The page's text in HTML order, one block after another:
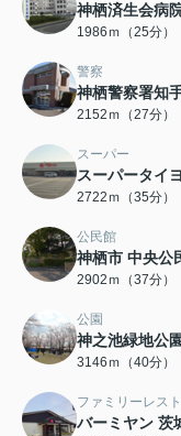
神栖済生会病
1986ｍ（25分）
警察
神栖警察署知
2152ｍ（27分）
スーパー
スーパータイ
2722ｍ（35分）
公民館
神栖市 中央公
2902ｍ（37分）
公園
神之池緑地公
3146ｍ（40分）
ファミリーレス
バーミヤン 茨